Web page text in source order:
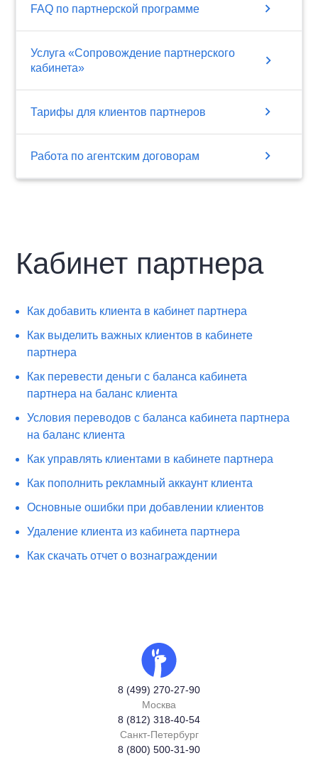
FAQ по партнерской программе chevron_right
Услуга «Сопровождение партнерского
кабинета»
chevron_right
Тарифы для клиентов партнеров chevron_right
Работа по агентским договорам chevron_right
Кабинет партнера
Как добавить клиента в кабинет партнера
Как выделить важных клиентов в кабинете
партнера
Как перевести деньги с баланса кабинета
партнера на баланс клиента
Условия переводов с баланса кабинета партнера
на баланс клиента
Как управлять клиентами в кабинете партнера
Как пополнить рекламный аккаунт клиента
Основные ошибки при добавлении клиентов
Удаление клиента из кабинета партнера
Как скачать отчет о вознаграждении
8 (499) 270-27-90
Москва
8 (812) 318-40-54
Санкт-Петербург
8 (800) 500-31-90